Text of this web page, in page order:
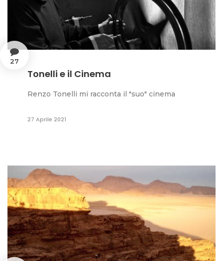
27
Tonelli e il Cinema
Renzo Tonelli mi racconta il "suo" cinema
27 Aprile 2021